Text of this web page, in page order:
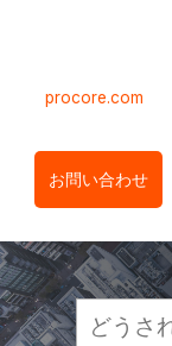
procore.com
お問い合わせ